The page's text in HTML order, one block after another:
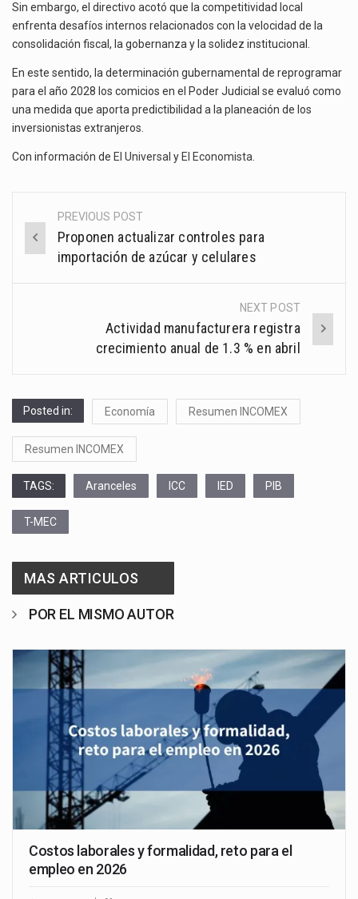
Sin embargo, el directivo acotó que la competitividad local
enfrenta desafíos internos relacionados con la velocidad de la
consolidación fiscal, la gobernanza y la solidez institucional.
En este sentido, la determinación gubernamental de reprogramar
para el año 2028 los comicios en el Poder Judicial se evaluó como
una medida que aporta predictibilidad a la planeación de los
inversionistas extranjeros.
Con información de El Universal yEl Economista
Post
navigation
PREVIOUS POST
Proponen actualizar controles para
importación de azúcar y celulares
NEXT POST
Actividad manufacturera registra
crecimiento anual de 1.3 % en abril
Posted in: Economía Resumen INCOMEX
Resumen INCOMEX
TAGS: Aranceles ICC IED PIB
T-MEC
MAS ARTICULOS
POR EL MISMO AUTOR
Costos laborales y formalidad, reto para el
empleo en 2026